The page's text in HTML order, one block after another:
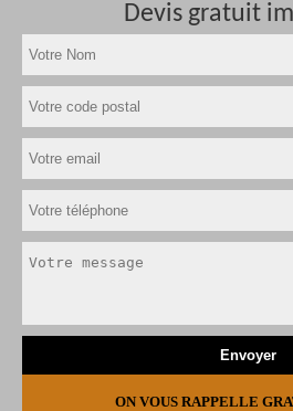
Devis gratuit
ON VOUS RAPPELLE